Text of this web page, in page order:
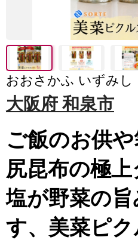
おおさかふ いずみし
大阪府 和泉市
ご飯のお供
尻昆布の極
塩が野菜の
す、美菜ピ